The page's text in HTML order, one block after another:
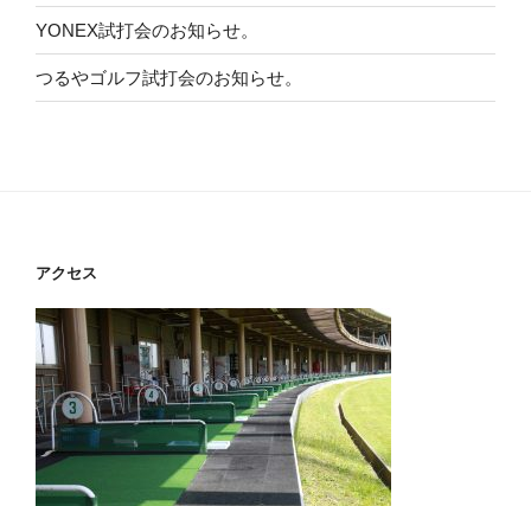
YONEX試打会のお知らせ。
つるやゴルフ試打会のお知らせ。
アクセス